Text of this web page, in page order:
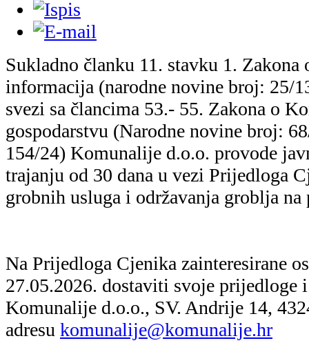
Sukladno članku 11. stavku 1. Zakona
informacija (narodne novine broj: 25/
svezi sa člancima 53.- 55. Zakona o
gospodarstvu (Narodne novine broj:
154/24) Komunalije d.o.o. provode
trajanju od 30 dana u vezi Prijedloga
grobnih usluga i održavanja groblja na
Na Prijedloga Cjenika zainteresirane
27.05.2026. dostaviti svoje prijedloge
Komunalije d.o.o., SV. Andrije 14,
adresu komunalije@komunalije.hr